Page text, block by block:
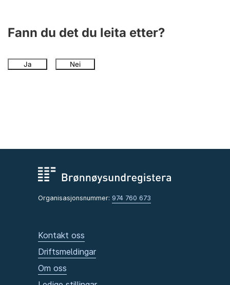
Fann du det du leita etter?
Ja Nei
Organisasjonsnummer: 974 760 673
Kontakt oss
Driftsmeldingar
Om oss